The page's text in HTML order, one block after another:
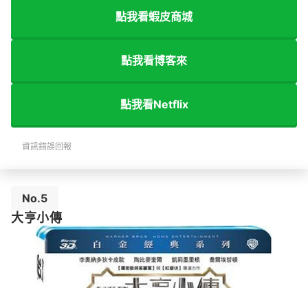
點我看蝦皮商城
點我看博客來
點我看Netflix
資訊錯誤回報
No.5
大亨小傳